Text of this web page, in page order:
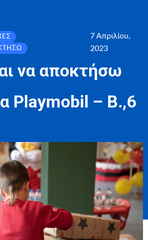
7 Απριλίου,
2023
να αποκτήσω
Playmobil – Β.,6